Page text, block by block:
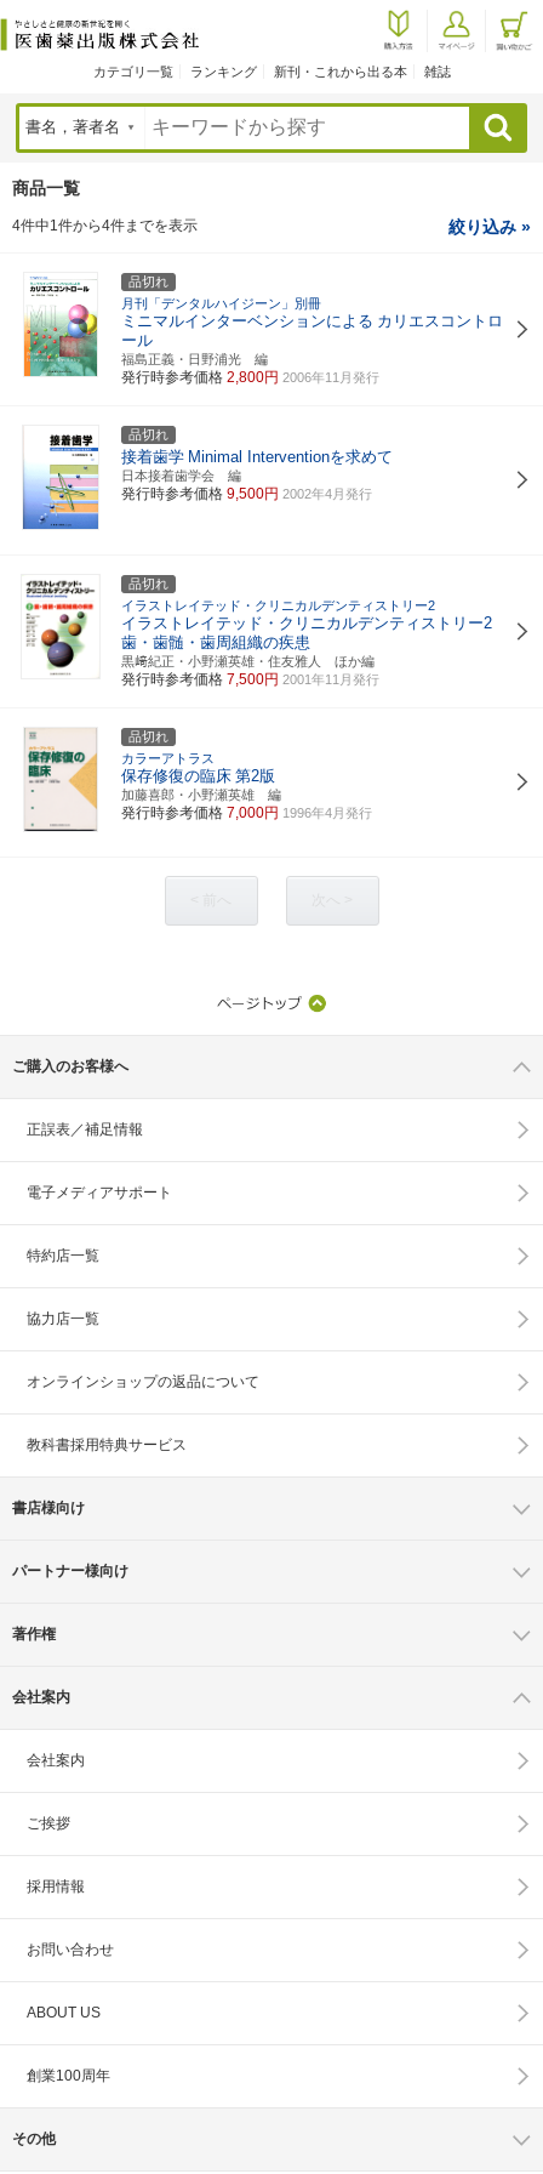
カテゴリ一覧 ランキング 新刊・これから出る本 雑誌
検索
商品一覧
4件中1件から4件までを表示 絞り込み »
品切れ
月刊「デンタルハイジーン」別冊
ミニマルインターベンションによる カリエスコントロ
ール
福島正義・日野浦光 編
発行時参考価格 2,800円 2006年11月発行
品切れ
接着歯学 Minimal Interventionを求めて
日本接着歯学会 編
発行時参考価格 9,500円 2002年4月発行
品切れ
イラストレイテッド・クリニカルデンティストリー2
イラストレイテッド・クリニカルデンティストリー2
歯・歯髄・歯周組織の疾患
黒﨑紀正・小野瀬英雄・住友雅人 ほか編
発行時参考価格 7,500円 2001年11月発行
品切れ
カラーアトラス
保存修復の臨床 第2版
加藤喜郎・小野瀬英雄 編
発行時参考価格 7,000円 1996年4月発行
ご購入のお客様へ
正誤表／補足情報
電子メディアサポート
特約店一覧
協力店一覧
オンラインショップの返品について
教科書採用特典サービス
書店様向け
パートナー様向け
著作権
会社案内
会社案内
ご挨拶
採用情報
お問い合わせ
ABOUT US
創業100周年
その他